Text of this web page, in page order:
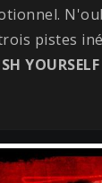
pistes
YOURSELF